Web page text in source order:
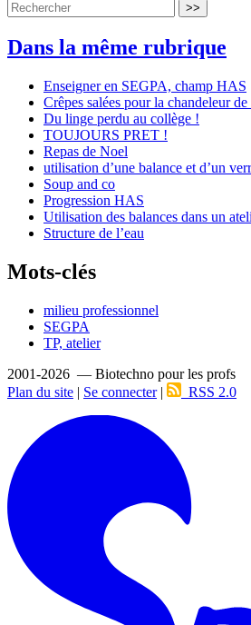
>>
Dans la même rubrique
Enseigner en SEGPA, champ HAS
Crêpes salées pour la chandeleur de
Du linge perdu au collège !
TOUJOURS PRET !
Repas de Noel
utilisation d’une balance et d’un
Soup and co
Progression HAS
Utilisation des balances dans un
Structure de l’eau
Mots-clés
milieu professionnel
SEGPA
TP, atelier
2001-2026 — Biotechno pour les profs
Plan du site | Se connecter| RSS 2.0